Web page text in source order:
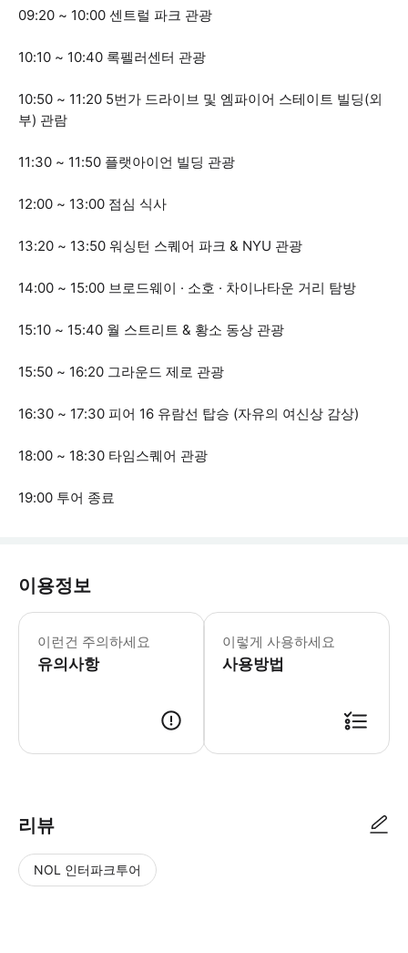
09:20 ~ 10:00 센트럴 파크 관광
10:10 ~ 10:40 록펠러센터 관광
10:50 ~ 11:20 5번가 드라이브 및 엠파이어 스테이트 빌딩(외
부) 관람
11:30 ~ 11:50 플랫아이언 빌딩 관광
12:00 ~ 13:00 점심 식사
13:20 ~ 13:50 워싱턴 스퀘어 파크 & NYU 관광
14:00 ~ 15:00 브로드웨이 · 소호 · 차이나타운 거리 탐방
15:10 ~ 15:40 월 스트리트 & 황소 동상 관광
15:50 ~ 16:20 그라운드 제로 관광
16:30 ~ 17:30 피어 16 유람선 탑승 (자유의 여신상 감상)
18:00 ~ 18:30 타임스퀘어 관광
19:00 투어 종료
이용정보
이런건 주의하세요
유의사항
어린이 카시트는 개별 준비 필요 1인
이렇게 사용하세요
사용방법
리뷰
NOL 인터파크투어